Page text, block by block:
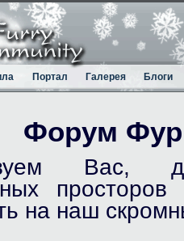
Портал Галерея Блоги
Форум
Вас,
на наш